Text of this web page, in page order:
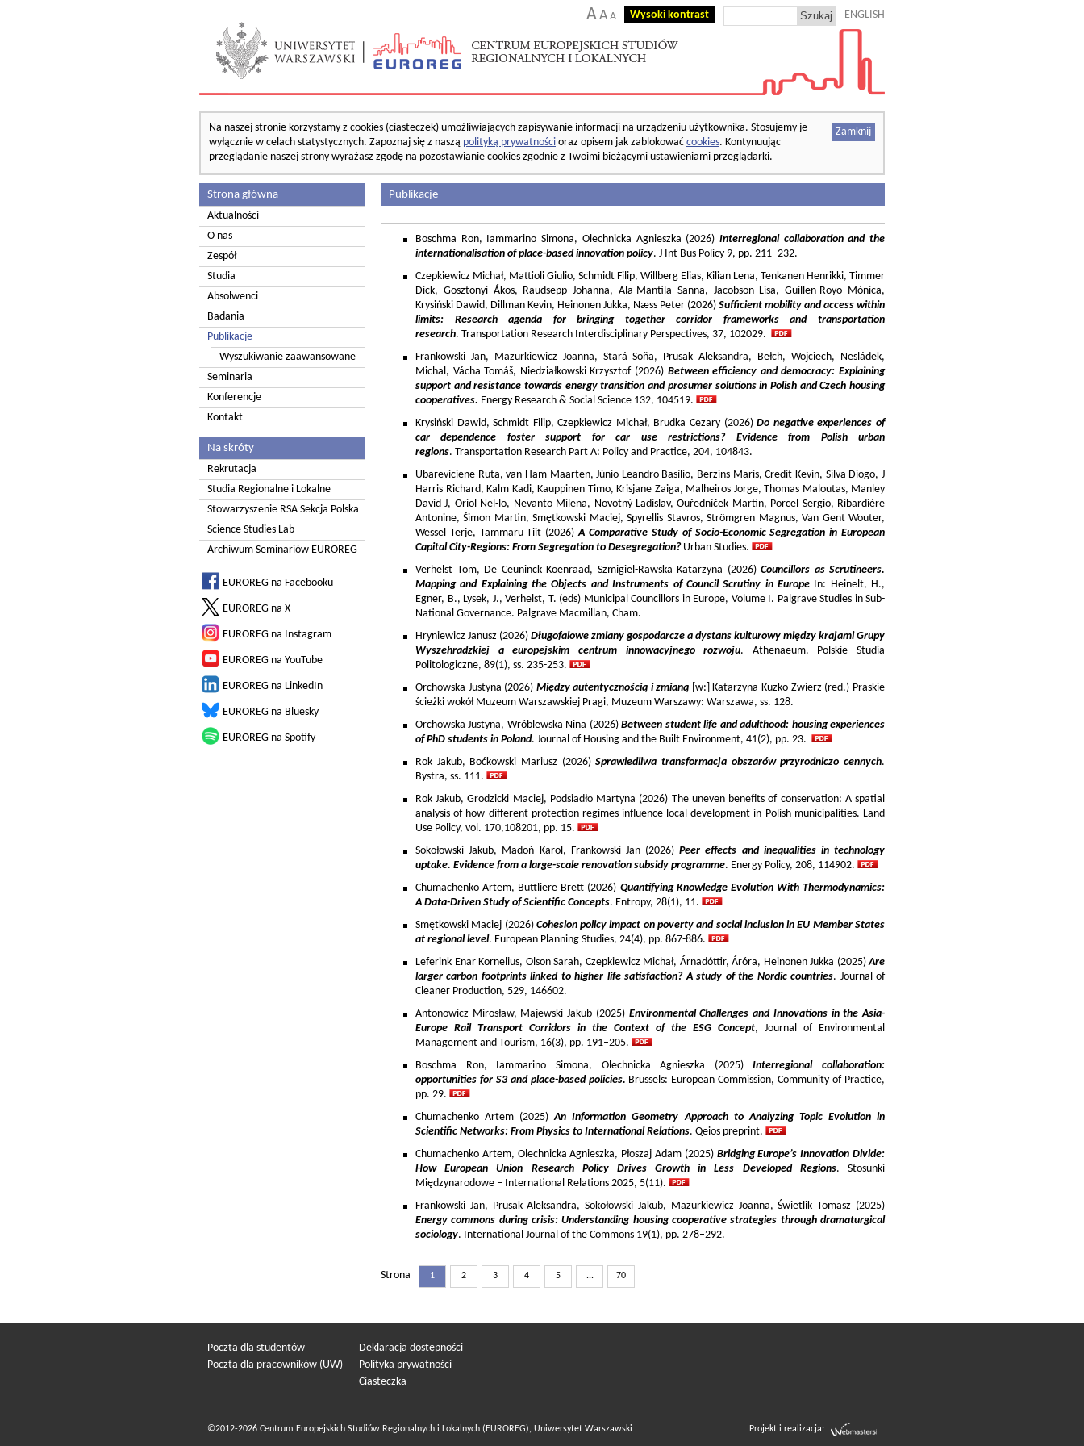
AA A Wysoki kontrast ENGLISH
Zamknij
Na naszej stronie korzystamy z cookies (ciasteczek) umożliwiających zapisywanie informacji na urządzeniu użytkownika. Stosujemy je
wyłącznie w celach statystycznych. Zapoznaj się z naszą polityką prywatności oraz opisem jak zablokować cookies. Kontynuując
przeglądanie naszej strony wyrażasz zgodę na pozostawianie cookies zgodnie z Twoimi bieżącymi ustawieniami przeglądarki.
Strona główna
Aktualności
O nas
Zespół
Studia
Absolwenci
Badania
Publikacje
Wyszukiwanie zaawansowane
Seminaria
Konferencje
Kontakt
Na skróty
Rekrutacja
Studia Regionalne i Lokalne
Stowarzyszenie RSA Sekcja Polska
Science Studies Lab
Archiwum Seminariów EUROREG
EUROREG na Facebooku
EUROREG na X
EUROREG na Instagram
EUROREG na YouTube
EUROREG na LinkedIn
EUROREG na Bluesky
EUROREG na Spotify
Publikacje
Boschma Ron, Iammarino Simona, Olechnicka Agnieszka (2026) Interregional collaboration and the
internationalisation of place-based innovation policy. J Int Bus Policy 9, pp. 211–232.
Czepkiewicz Michał, Mattioli Giulio, Schmidt Filip, Willberg Elias, Kilian Lena, Tenkanen Henrikki, Timmer
Dick, Gosztonyi Ákos, Raudsepp Johanna, Ala-Mantila Sanna, Jacobson Lisa, Guillen-Royo Mònica,
Krysiński Dawid, Dillman Kevin, Heinonen Jukka, Næss Peter (2026) Sufficient mobility and access within
limits: Research agenda for bringing together corridor frameworks and transportation
research. Transportation Research Interdisciplinary Perspectives, 37, 102029.
Frankowski Jan, Mazurkiewicz Joanna, Stará Soňa, Prusak Aleksandra, Bełch, Wojciech, Nesládek,
Michal, Vácha Tomáš, Niedziałkowski Krzysztof (2026) Between efficiency and democracy: Explaining
support and resistance towards energy transition and prosumer solutions in Polish and Czech housing
cooperatives. Energy Research & Social Science 132, 104519.
Krysiński Dawid, Schmidt Filip, Czepkiewicz Michał, Brudka Cezary (2026)Do negative experiences of
car dependence foster support for car use restrictions? Evidence from Polish urban
regions. Transportation Research Part A: Policy and Practice, 204, 104843.
Ubareviciene Ruta, van Ham Maarten, Júnio Leandro Basílio, Berzins Maris, Credit Kevin, Silva Diogo, J
Harris Richard, Kalm Kadi, Kauppinen Timo, Krisjane Zaiga, Malheiros Jorge, Thomas Maloutas, Manley
David J, Oriol Nel-lo, Nevanto Milena, Novotný Ladislav, Ouředníček Martin, Porcel Sergio, Ribardière
Antonine, Šimon Martin, Smętkowski Maciej, Spyrellis Stavros, Strömgren Magnus, Van Gent Wouter,
Wessel Terje, Tammaru Tiit (2026)A Comparative Study of Socio-Economic Segregation in European
Capital City-Regions: From Segregation to Desegregation?Urban Studies.
Verhelst Tom, De Ceuninck Koenraad, Szmigiel-Rawska Katarzyna (2026) Councillors as Scrutineers.
Mapping and Explaining the Objects and Instruments of Council Scrutiny in EuropeIn: Heinelt, H.,
Egner, B., Lysek, J., Verhelst, T. (eds) Municipal Councillors in Europe, Volume I. Palgrave Studies in Sub-
National Governance. Palgrave Macmillan, Cham.
Hryniewicz Janusz (2026) Długofalowe zmiany gospodarcze a dystans kulturowy między krajami Grupy
Wyszehradzkiej a europejskim centrum innowacyjnego rozwoju. Athenaeum. Polskie Studia
Politologiczne, 89(1), ss. 235-253.
Orchowska Justyna (2026) Między autentycznością i zmianą [w:] Katarzyna Kuzko-Zwierz (red.) Praskie
ścieżki wokół Muzeum Warszawskiej Pragi, Muzeum Warszawy: Warszawa, ss. 128.
Orchowska Justyna, Wróblewska Nina (2026)Between student life and adulthood: housing experiences
of PhD students in Poland. Journal of Housing and the Built Environment, 41(2), pp. 23.
Rok Jakub, Boćkowski Mariusz (2026)Sprawiedliwa transformacja obszarów przyrodniczo cennych.
Bystra, ss. 111.
Rok Jakub, Grodzicki Maciej, Podsiadło Martyna (2026) The uneven benefits of conservation: A spatial
analysis of how different protection regimes influence local development in Polish municipalities. Land
Use Policy, vol. 170,108201, pp. 15.
Sokołowski Jakub, Madoń Karol, Frankowski Jan (2026)Peer effects and inequalities in technology
uptake. Evidence from a large-scale renovation subsidy programme. Energy Policy, 208, 114902.
Chumachenko Artem, Buttliere Brett (2026) Quantifying Knowledge Evolution With Thermodynamics:
A Data-Driven Study of Scientific Concepts. Entropy, 28(1), 11.
Smętkowski Maciej (2026) Cohesion policy impact on poverty and social inclusion in EU Member States
at regional level. European Planning Studies, 24(4), pp. 867-886.
Leferink Enar Kornelius, Olson Sarah, Czepkiewicz Michał, Árnadóttir, Áróra, Heinonen Jukka (2025)Are
larger carbon footprints linked to higher life satisfaction? A study of the Nordic countries. Journal of
Cleaner Production, 529, 146602.
Antonowicz Mirosław, Majewski Jakub (2025) Environmental Challenges and Innovations in the Asia-
Europe Rail Transport Corridors in the Context of the ESG Concept, Journal of Environmental
Management and Tourism, 16(3), pp. 191–205.
Boschma Ron, Iammarino Simona, Olechnicka Agnieszka (2025)Interregional collaboration:
opportunities for S3 and place-based policies. Brussels: European Commission, Community of Practice,
pp. 29.
Chumachenko Artem (2025)An Information Geometry Approach to Analyzing Topic Evolution in
Scientific Networks: From Physics to International Relations. Qeios preprint.
Chumachenko Artem, Olechnicka Agnieszka, Płoszaj Adam (2025) Bridging Europe’s Innovation Divide:
How European Union Research Policy Drives Growth in Less Developed Regions. Stosunki
Międzynarodowe – International Relations 2025, 5(11).
Frankowski Jan, Prusak Aleksandra, Sokołowski Jakub, Mazurkiewicz Joanna, Świetlik Tomasz (2025)
Energy commons during crisis: Understanding housing cooperative strategies through dramaturgical
sociology. International Journal of the Commons 19(1), pp. 278–292.
Strona 1 2 3 4 5 ... 70
Poczta dla studentów
Poczta dla pracowników (UW)
Deklaracja dostępności
Polityka prywatności
Ciasteczka
©2012-2026 Centrum Europejskich Studiów Regionalnych i Lokalnych (EUROREG), Uniwersytet Warszawski Projekt i realizacja: